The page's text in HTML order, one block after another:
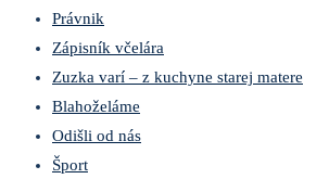
Právnik
Zápisník včelára
Zuzka varí – z kuchyne starej matere
Blahoželáme
Odišli od nás
Šport